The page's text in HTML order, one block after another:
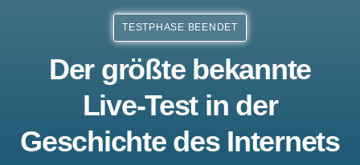
TESTPHASE BEENDET
Der größte bekannte
Live-Test in der
Geschichte des Internets